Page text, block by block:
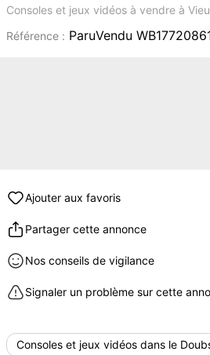
Consoles et jeux vidéos à vendre à
Référence : ParuVendu
Ajouter aux favoris
Partager cette annonce
Nos conseils de vigilance
Signaler un problème sur cette
Consoles et jeux vidéos dans le